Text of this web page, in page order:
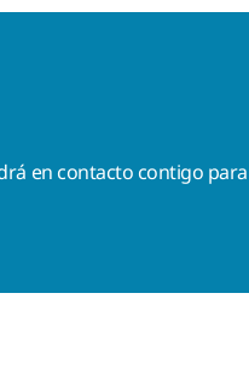
en contacto contigo